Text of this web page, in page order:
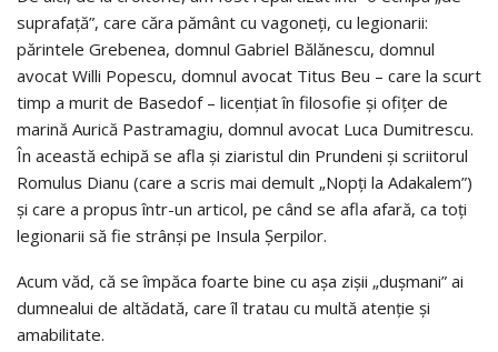
suprafață”, care căra pământ cu vagoneți, cu legionarii:
părintele Grebenea, domnul Gabriel Bălănescu, domnul
avocat Willi Popescu, domnul avocat Titus Beu – care la scurt
timp a murit de Basedof – licențiat în filosofie și ofițer de
marină Aurică Pastramagiu, domnul avocat Luca Dumitrescu.
În această echipă se afla și ziaristul din Prundeni și scriitorul
Romulus Dianu (care a scris mai demult „Nopți la Adakalem”)
și care a propus într-un articol, pe când se afla afară, ca toți
legionarii să fie strânși pe Insula Șerpilor.
Acum văd, că se împăca foarte bine cu așa zișii „dușmani” ai
dumnealui de altădată, care îl tratau cu multă atenție și
amabilitate.